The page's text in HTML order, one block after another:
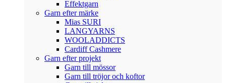
Effektgarn
Garn efter märke
Mias SURI
LANGYARNS
WOOLADDICTS
Cardiff Cashmere
Garn efter projekt
Garn till mössor
Garn till tröjor och koftor